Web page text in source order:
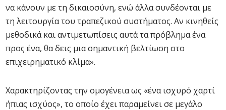
να κάνουν με τη δικαιοσύνη, ενώ άλλα συνδέονται με
τη λειτουργία του τραπεζικού συστήματος. Αν κινηθείς
μεθοδικά και αντιμετωπίσεις αυτά τα πρόβλημα ένα
προς ένα, θα δεις μια σημαντική βελτίωση στο
επιχειρηματικό κλίμα».
Χαρακτηρίζοντας την ομογένεια ως «ένα ισχυρό χαρτί
ήπιας ισχύος», το οποίο έχει παραμείνει σε μεγάλο